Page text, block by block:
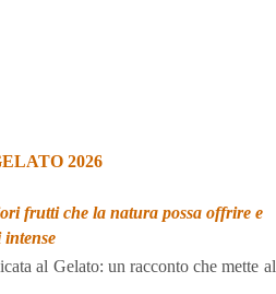
2026
frutti che la natura possa offrire e
intense
al Gelato: un racconto che mette al